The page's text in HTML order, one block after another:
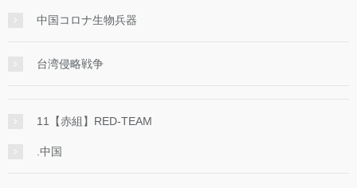
中国コロナ生物兵器
台湾侵略戦争
11【赤組】RED-TEAM
.中国